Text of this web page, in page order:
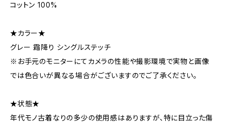
コットン 100%
★カラー★
グレー 霜降り シングルステッチ
※お手元のモニターにてカメラの性能や撮影環境で実物と画像
では色合いが異なる場合がございますのでご了承ください。
★状態★
年代モノ古着なりの多少の使用感はありますが、特に目立った傷